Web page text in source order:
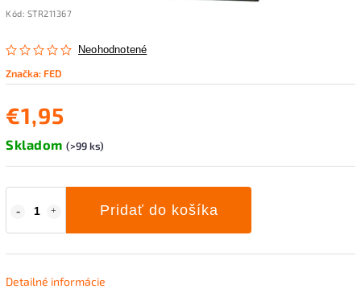
Kód: STR211367
Neohodnotené
Značka: FED
€1,95
Skladom (>99 ks)
Pridať do košíka
Detailné informácie